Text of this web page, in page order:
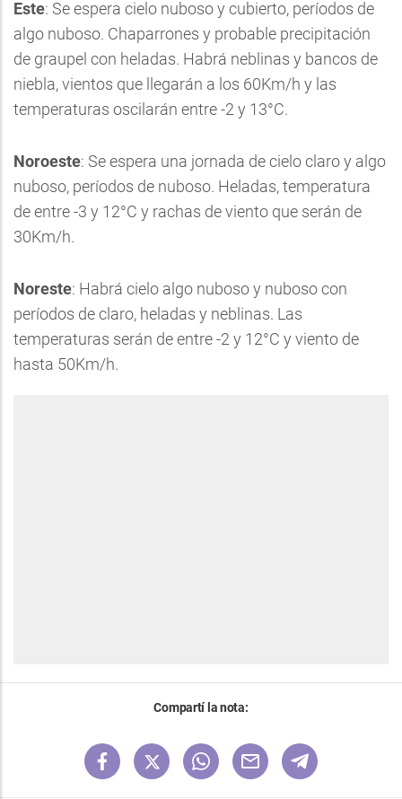
Este: Se espera cielo nuboso y cubierto, períodos de
algo nuboso. Chaparrones y probable precipitación
de graupel con heladas. Habrá neblinas y bancos de
niebla, vientos que llegarán a los 60Km/h y las
temperaturas oscilarán entre -2 y 13°C.
Noroeste: Se espera una jornada de cielo claro y algo
nuboso, períodos de nuboso. Heladas, temperatura
de entre -3 y 12°C y rachas de viento que serán de
30Km/h.
Noreste: Habrá cielo algo nuboso y nuboso con
períodos de claro, heladas y neblinas. Las
temperaturas serán de entre -2 y 12°C y viento de
hasta 50Km/h.
Compartí la nota: